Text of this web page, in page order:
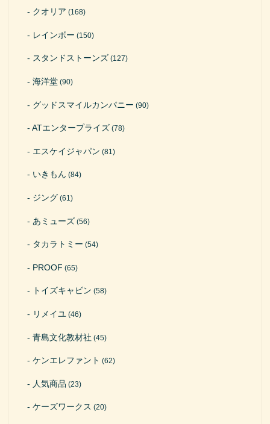
クオリア (168)
レインボー (150)
スタンドストーンズ (127)
海洋堂 (90)
グッドスマイルカンパニー (90)
ATエンタープライズ (78)
エスケイジャパン (81)
いきもん (84)
ジング (61)
あミューズ (56)
タカラトミー (54)
PROOF (65)
トイズキャビン (58)
リメイユ (46)
青島文化教材社 (45)
ケンエレファント (62)
人気商品 (23)
ケーズワークス (20)